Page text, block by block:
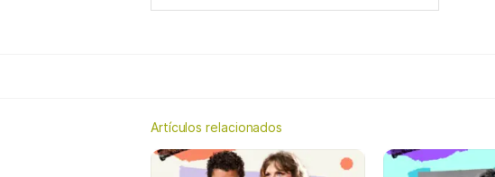
Artículos relacionados